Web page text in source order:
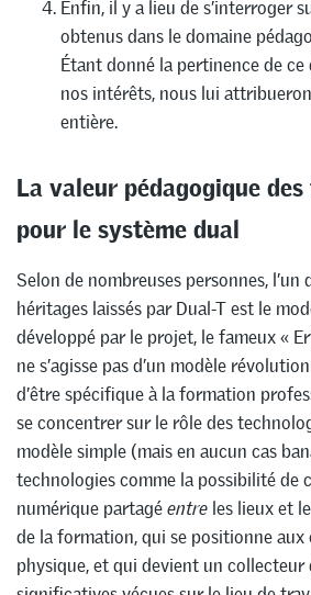
Enfin, il y a lieu de s’interroger
obtenus dans le domaine
Étant donné la pertinence de
nos intérêts, nous lui
entière.
La valeur pédagogique
pour le système dual
Selon de nombreuses personnes,
héritages laissés par Dual-T est le
développé par le projet, le fameux «
ne s’agisse pas d’un modèle
d’être spécifique à la formation
se concentrer sur le rôle des
modèle simple (mais en aucun cas
technologies comme la possibilité de
numérique partagéentre les lieux et
de la formation, qui se positionne aux
physique, et qui devient un collecteur